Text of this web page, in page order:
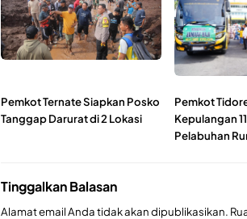
Pemkot Ternate Siapkan Posko
Tanggap Darurat di 2 Lokasi
Pemkot
Kepulangan
Pelabuhan
Tinggalkan Balasan
Alamat email Anda tidak akan dipublikasikan.